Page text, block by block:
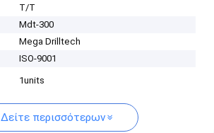
T/T
Mdt-300
Mega Drilltech
ISO-9001
1units
Δείτε περισσότερων